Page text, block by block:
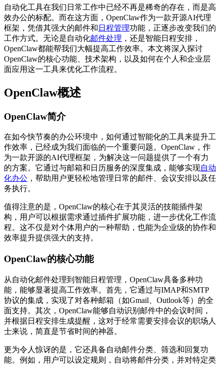
自动化工具在我们日常工作中已经不再是稀奇的存在，而是高
效办公的标配。而在这方面，OpenClaw作为一款开源AI代理
框架，凭借其强大的邮件和 日程管理功能，正逐步改变我们的
工作方式。无论是自动化邮件处理 ，还是智能日程安排，
OpenClaw都能帮我们大幅提高工作效率。本文将深入探讨
OpenClaw的核心功能、技术架构，以及如何在个人和企业层
面应用这一工具来优化工作流程。
OpenClaw概述
OpenClaw简介
在如今快节奏的办公环境中，如何通过智能化的工具来提升工
作效率，已经成为我们面临的一个重要问题。OpenClaw，作
为一款开源的AI代理框架，为解决这一问题提供了一个有力
的方案。它通过与邮箱和日历服务的深度集成，能够实现自动
化办公 ，帮助用户更轻松地管理日常的邮件、会议安排以及任
务执行。
值得注意的是，OpenClaw的核心在于其灵活的技能插件架
构，用户可以根据需求通过插件扩展功能，进一步优化工作流
程。这不仅是对个体用户的一种帮助，也能为企业级的协作和
效率提升提供强大的支持。
OpenClaw的核心功能
从自动化邮件处理到智能日程管理，OpenClaw具备多种功
能，能够显著提高工作效率。首先，它通过与IMAP和SMTP
协议的集成，实现了对各种邮箱（如Gmail、Outlook等）的全
面支持。其次，OpenClaw能够自动识别邮件中的会议时间，
并根据日程安排生成提醒，这对于经常需要安排会议的职场人
士来说，简直是节省时间的神器。
更为令人惊讶的是，它还具备自动邮件分类、筛选和回复功
能。例如，用户可以设定规则，自动将邮件分类，并对特定类